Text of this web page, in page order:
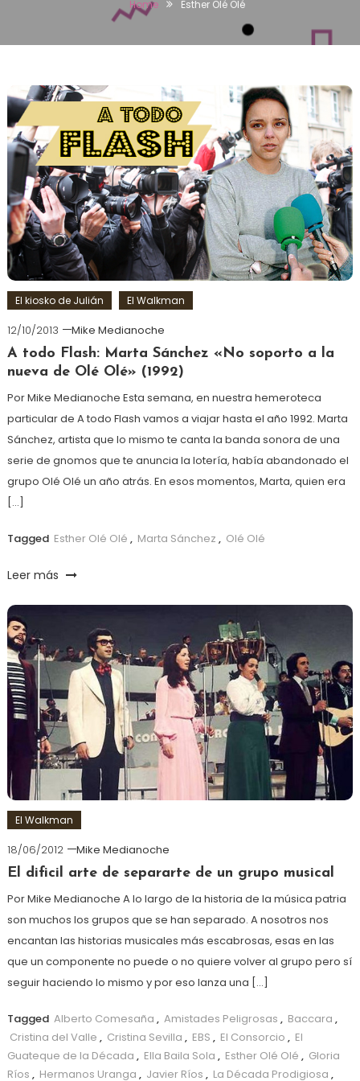
Home Esther Olé Olé
El kiosko de Julián El Walkman
12/10/2013
Mike Medianoche
A todo Flash: Marta Sánchez «No soporto a la
nueva de Olé Olé» (1992)
Por Mike Medianoche Esta semana, en nuestra hemeroteca
particular de A todo Flash vamos a viajar hasta el año 1992. Marta
Sánchez, artista que lo mismo te canta la banda sonora de una
serie de gnomos que te anuncia la lotería, había abandonado el
grupo Olé Olé un año atrás. En esos momentos, Marta, quien era
[…]
Tagged Esther Olé Olé , Marta Sánchez , Olé Olé
Leer más
El Walkman
18/06/2012
Mike Medianoche
El dificil arte de separarte de un grupo musical
Por Mike Medianoche A lo largo de la historia de la música patria
son muchos los grupos que se han separado. A nosotros nos
encantan las historias musicales más escabrosas, esas en las
que un componente no puede o no quiere volver al grupo pero sí
seguir haciendo lo mismo y por eso lanza una […]
Tagged Alberto Comesaña , Amistades Peligrosas , Baccara ,
Cristina del Valle , Cristina Sevilla , EBS , El Consorcio , El
Guateque de la Década , Ella Baila Sola , Esther Olé Olé , Gloria
Ríos , Hermanos Uranga , Javier Ríos , La Década Prodigiosa ,